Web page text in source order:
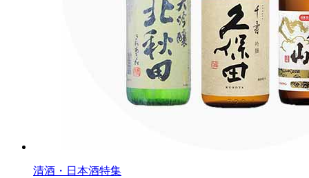
清酒・日本酒特集